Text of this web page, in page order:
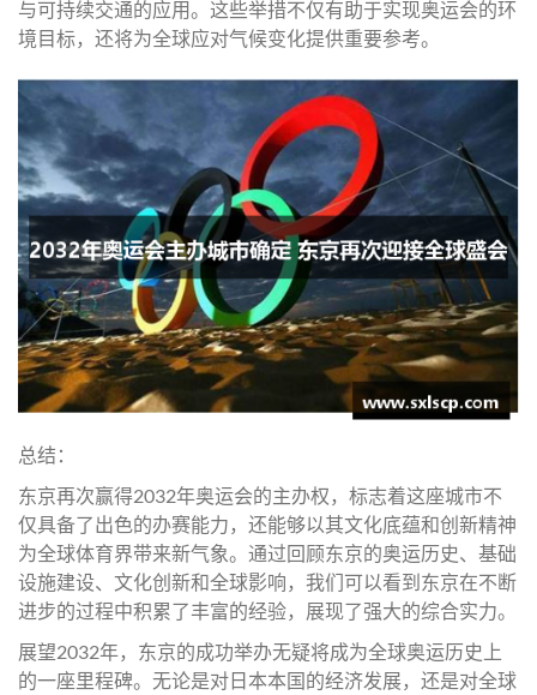
与可持续交通的应用。这些举措不仅有助于实现奥运会的环
境目标，还将为全球应对气候变化提供重要参考。
总结：
东京再次赢得2032年奥运会的主办权，标志着这座城市不
仅具备了出色的办赛能力，还能够以其文化底蕴和创新精神
为全球体育界带来新气象。通过回顾东京的奥运历史、基础
设施建设、文化创新和全球影响，我们可以看到东京在不断
进步的过程中积累了丰富的经验，展现了强大的综合实力。
展望2032年，东京的成功举办无疑将成为全球奥运历史上
的一座里程碑。无论是对日本本国的经济发展，还是对全球